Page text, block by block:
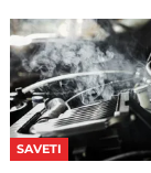
SAVETI